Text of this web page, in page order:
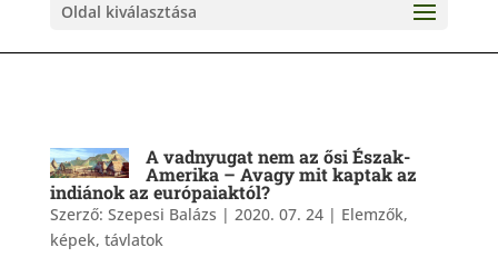
Oldal kiválasztása
A vadnyugat nem az ősi Észak-
Amerika – Avagy mit kaptak az
indiánok az európaiaktól?
Szerző: Szepesi Balázs | 2020. 07. 24| Elemzők,
képek, távlatok